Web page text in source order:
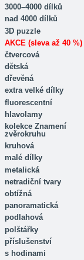
3000–4000 dílků
nad 4000 dílků
3D puzzle
AKCE (sleva až 40 %)
čtvercová
dětská
dřevěná
extra velké dílky
fluorescentní
hlavolamy
kolekce Znamení
zvěrokruhu
kruhová
malé dílky
metalická
netradiční tvary
obtížná
panoramatická
podlahová
polštářky
příslušenství
s hodinami